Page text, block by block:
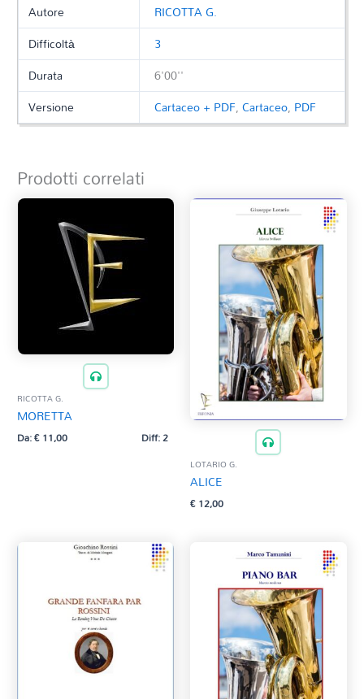
Autore
RICOTTA G.
Difficoltà
3
Durata
6'00''
Versione
Cartaceo + PDF,Cartaceo, PDF
Prodotti correlati
RICOTTA G.
MORETTA
Da:€11,00 Diff: 2
LOTARIO G.
ALICE
€12,00